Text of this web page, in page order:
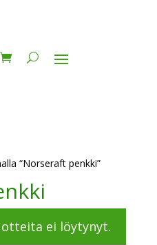
“Norseraft penkki”
ei löytynyt.